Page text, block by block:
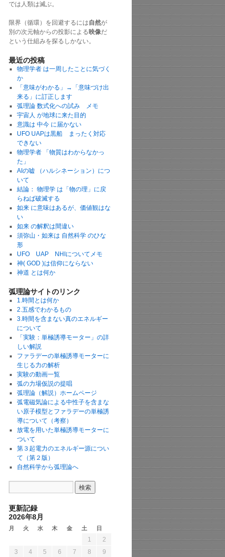
では人類は滅ぶ。
限界（循環）を回避するには自然が
別の次元軸からの投影による映像だ
という仕組みを探るしかない。
最近の投稿
物理学者 は一周したことに気づく
か
「意味がわかる」→「意味づけ出
来る」に訂正します
弧理論 数式化への試み メモ
宇宙人 が地球に来た目的
意識は 中今 に届かない
UFO UAPは黒船 まったく対応
できない
物理学者 「物質はわからなかっ
た」
AIの嘘 （ハルシネーション）につ
いて
結論： 物理学 は「物の理」に戻
らねば破滅する
如来 に意味はあるが、価値観はな
い
如来 の解釈は間違い
須弥山・如来は 自然科学 のひな
形
UFO UAP NHIについてメモ
神( GOD )は信仰にならない
神道 とは何か
弧理論サイトのリンク
1.時間とは何か
2.五感でわかるもの
3.時間を含まない真のエネルギー
について
「実験：単極誘導モーター」の詳
しい解説
ファラデーの単極誘導モーターに
生じる力の解析
実験の動画一覧
弧の力場仮説の提唱
弧理論（解説）ホームページ
弧電磁気論による中性子を含まな
い原子模型とファラデーの単極誘
導について（考察）
放電を用いた単極誘導モーターに
ついて
第３起電力のエネルギー源につい
て（第２版）
自然科学から弧理論へ
更新記録
2026年8月
月 火 水 木 金 土 日
1
2
3
4 5 6 7 8
9